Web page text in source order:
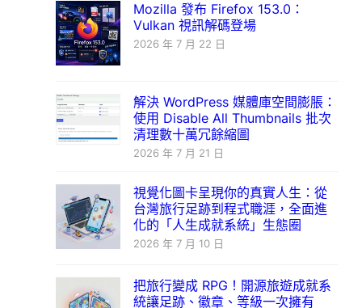
Mozilla 發布 Firefox 153.0：
Vulkan 視訊解碼登場
2026 年 7 月 22 日
解決 WordPress 媒體庫空間膨脹：
使用 Disable All Thumbnails 批次
清理數十萬冗餘縮圖
2026 年 7 月 21 日
視覺化圖卡呈現你的真實人生：從
台灣旅行足跡到程式職涯，全面進
化的「人生成就系統」生態圈
2026 年 7 月 10 日
把旅行變成 RPG！開源旅遊成就系
統讓足跡、徽章、等級一次擁有